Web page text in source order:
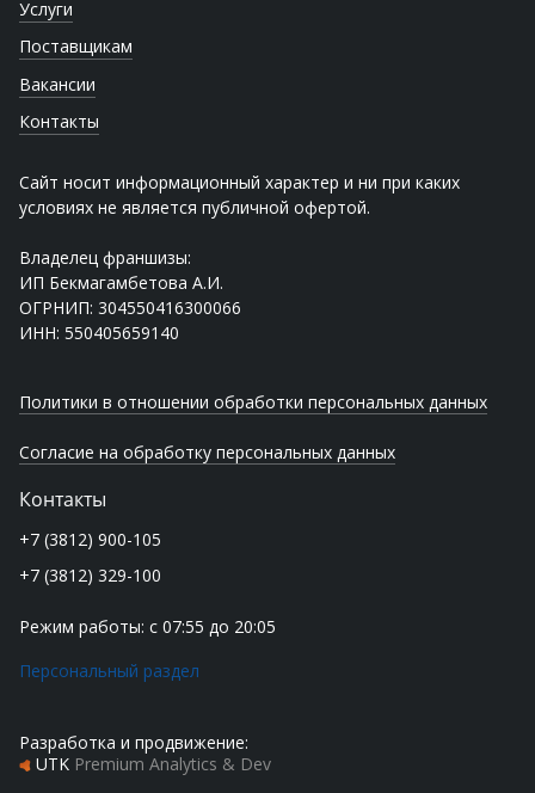
Услуги
Поставщикам
Вакансии
Контакты
Сайт носит информационный характер и ни при каких
условиях не является публичной офертой.
Владелец франшизы:
ИП Бекмагамбетова А.И.
ОГРНИП: 304550416300066
ИНН: 550405659140
Политики в отношении обработки персональных данных
Согласие на обработку персональных данных
Контакты
+7 (3812) 900-105
+7 (3812) 329-100
Режим работы: с 07:55 до 20:05
Персональный раздел
Разработка и продвижение:
UTK Premium Analytics & Dev